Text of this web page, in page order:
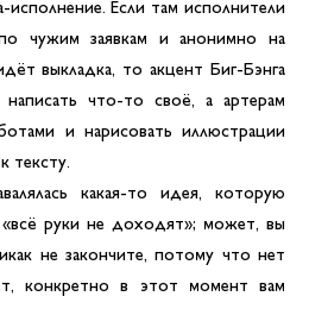
исполнение. Если там исполнители
чужим заявкам и анонимно на
выкладка, то акцент Биг-Бэнга
что-то своё, а артерам
и нарисовать иллюстрации
тексту.
какая-то идея, которую
«всё руки не доходят»; может, вы
не закончите, потому что нет
конкретно в этот момент вам